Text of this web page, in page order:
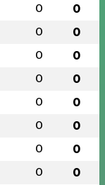
0 0
0 0
0 0
0 0
0 0
0 0
0 0
0 0